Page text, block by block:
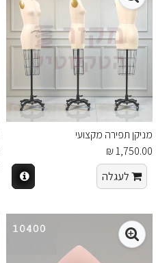
מניקן תפירה מקצועי
1,750.00 ₪
לעגלה